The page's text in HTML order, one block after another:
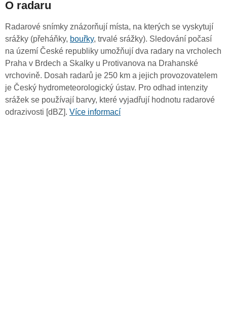
O radaru
Radarové snímky znázorňují místa, na kterých se vyskytují
srážky (přeháňky, bouřky, trvalé srážky). Sledování počasí
na území České republiky umožňují dva radary na vrcholech
Praha v Brdech a Skalky u Protivanova na Drahanské
vrchovině. Dosah radarů je 250 km a jejich provozovatelem
je Český hydrometeorologický ústav. Pro odhad intenzity
srážek se používají barvy, které vyjadřují hodnotu radarové
odrazivosti [dBZ]. Více informací